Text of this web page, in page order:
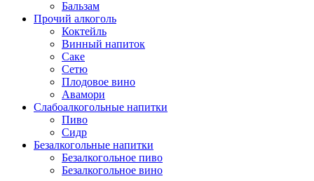
Бальзам
Прочий алкоголь
Коктейль
Винный напиток
Саке
Сетю
Плодовое вино
Авамори
Слабоалкогольные напитки
Пиво
Сидр
Безалкогольные напитки
Безалкогольное пиво
Безалкогольное вино